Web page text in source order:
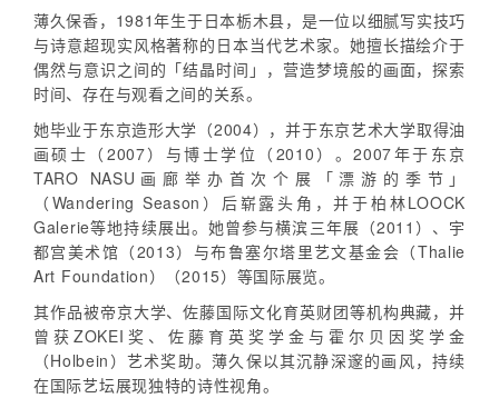
薄久保香，1981年生于日本栃木县，是一位以细腻写实技巧
与诗意超现实风格著称的日本当代艺术家。她擅长描绘介于
偶然与意识之间的「结晶时间」，营造梦境般的画面，探索
时间、存在与观看之间的关系。
她毕业于东京造形大学（2004），并于东京艺术大学取得油
画硕士（2007）与博士学位（2010）。2007年于东京
TARO NASU画廊举办首次个展「漂游的季节」
（Wandering Season）后崭露头角，并于柏林LOOCK
Galerie等地持续展出。她曾参与横滨三年展（2011）、宇
都宫美术馆（2013）与布鲁塞尔塔里艺文基金会（Thalie
Art Foundation）（2015）等国际展览。
其作品被帝京大学、佐藤国际文化育英财团等机构典藏，并
曾获ZOKEI奖、佐藤育英奖学金与霍尔贝因奖学金
（Holbein）艺术奖助。薄久保以其沉静深邃的画风，持续
在国际艺坛展现独特的诗性视角。